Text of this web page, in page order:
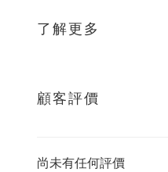
了解更多
顧客評價
尚未有任何評價